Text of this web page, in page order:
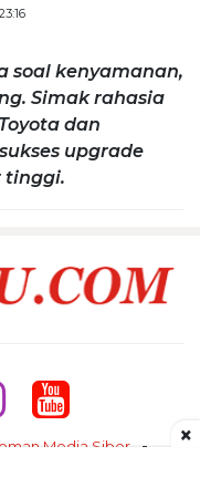
soal kenyamanan,
Simak rahasia
dan
upgrade
tinggi.
Media Siber
×